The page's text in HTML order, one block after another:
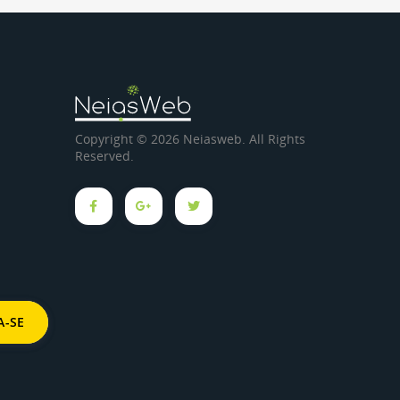
Copyright © 2026 Neiasweb. All Rights
Reserved.